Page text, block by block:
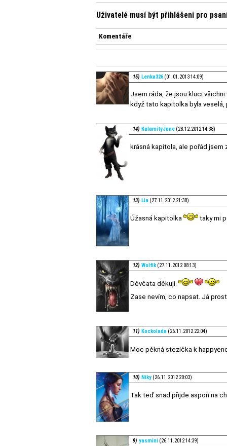
Uživatelé musí být přihlášeni pro
Komentáře
15) Lenka326(01.01.2013 14:09)
Jsem ráda, že jsou kluci
když tato kapitolka byla
14) KalamityJane (28.12.2012 14:38)
krásná kapitola, ale pořád
13) Lia (27.11.2012 21:38)
Úžasná kapitolka taky mi
12) Wolfik (27.11.2012 08:13)
Děvčata děkuji.
Zase nevím, co napsat. Já
11) Kockolada (26.11.2012 22:04)
Moc pěkná stezička k
10) Niky (26.11.2012 20:03)
Tak teď snad přijde aspoň na
9) yasmini (26.11.2012 14:39)